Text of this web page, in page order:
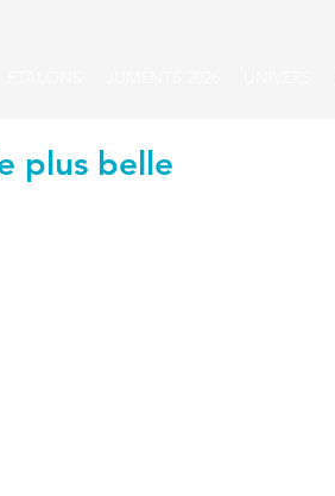
plus belle